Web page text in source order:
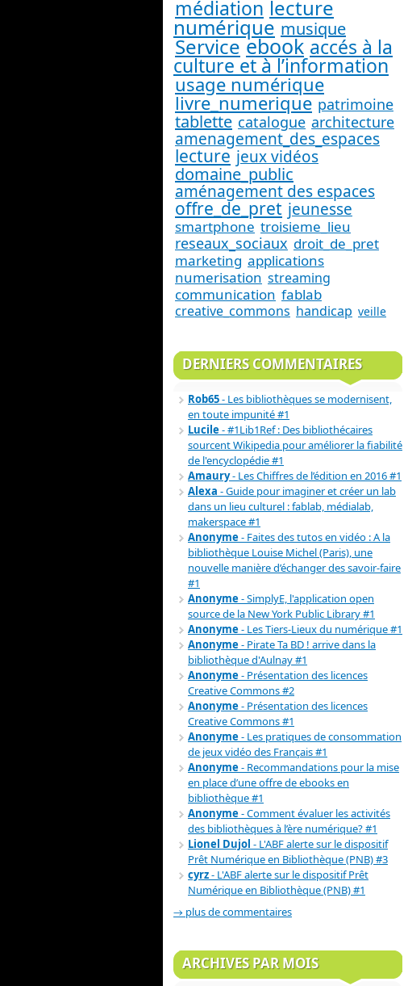
médiation lecture
numérique musique
Service ebook accés à la
culture et à l’information
usage numérique
livre_numerique patrimoine
tablette catalogue architecture
amenagement_des_espaces
lecture jeux vidéos
domaine_public
aménagement des espaces
offre_de_pret jeunesse
smartphone troisieme_lieu
reseaux_sociaux droit_de_pret
marketing applications
numerisation streaming
communication fablab
creative_commons handicap veille
DERNIERS COMMENTAIRES
Rob65- Les bibliothèques se modernisent,
en toute impunité #1
Lucile- #1Lib1Ref : Des bibliothécaires
sourcent Wikipedia pour améliorer la fiabilité
de l'encyclopédie #1
Amaury- Les Chiffres de l’édition en 2016 #1
Alexa - Guide pour imaginer et créer un lab
dans un lieu culturel : fablab, médialab,
makerspace #1
Anonyme- Faites des tutos en vidéo : A la
bibliothèque Louise Michel (Paris), une
nouvelle manière d’échanger des savoir-faire
#1
Anonyme- SimplyE, l'application open
source de la New York Public Library #1
Anonyme- Les Tiers-Lieux du numérique #1
Anonyme- Pirate Ta BD ! arrive dans la
bibliothèque d'Aulnay #1
Anonyme- Présentation des licences
Creative Commons #2
Anonyme- Présentation des licences
Creative Commons #1
Anonyme- Les pratiques de consommation
de jeux vidéo des Français #1
Anonyme- Recommandations pour la mise
en place d’une offre de ebooks en
bibliothèque #1
Anonyme- Comment évaluer les activités
des bibliothèques à l’ère numérique? #1
Lionel Dujol - L'ABF alerte sur le dispositif
Prêt Numérique en Bibliothèque (PNB) #3
cyrz- L'ABF alerte sur le dispositif Prêt
Numérique en Bibliothèque (PNB) #1
→ plus de commentaires
ARCHIVES PAR MOIS